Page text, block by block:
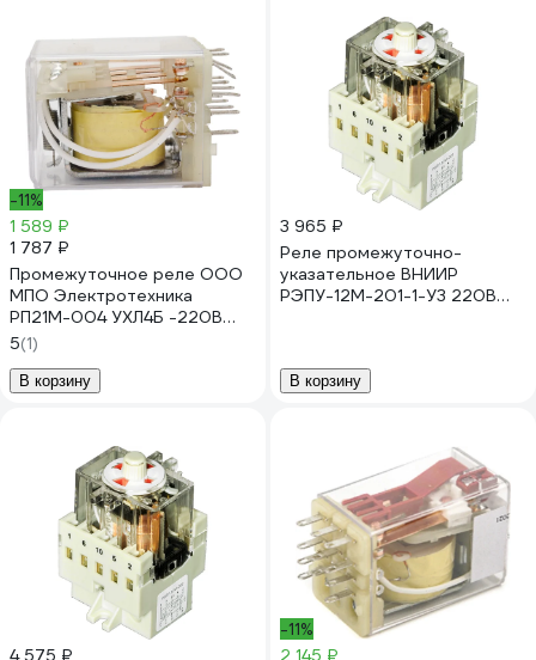
-11%
1 589 ₽
1 787 ₽
Промежуточное реле ООО
МПО Электротехника
РП21М-004 УХЛ4Б -220В
20048500
5(1)
В корзину
3 965 ₽
Реле промежуточно-
указательное ВНИИР
РЭПУ-12М-201-1-У3 220В
В корзину
4 575 ₽
-11%
2 145 ₽